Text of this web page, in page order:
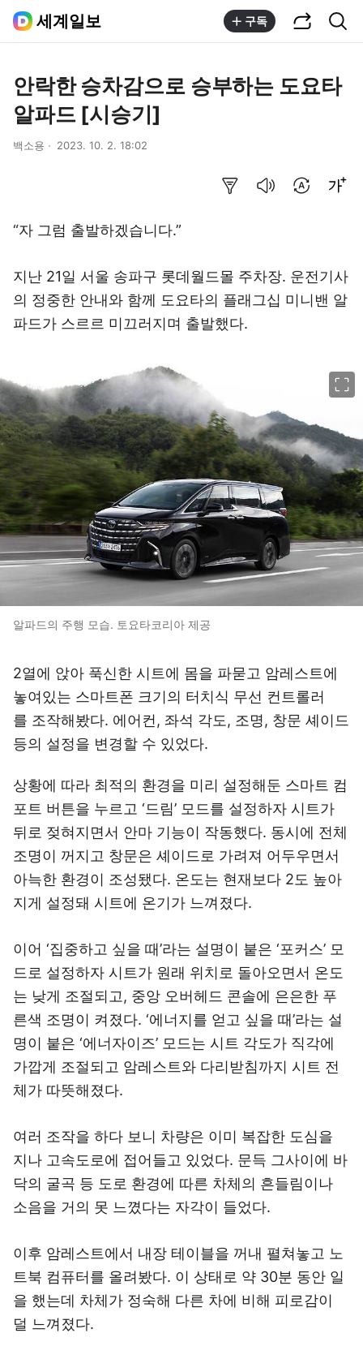
세계일보 구독
안락한 승차감으로 승부하는 도요타
알파드 [시승기]
백소용 2023. 10. 2. 18:02
“자 그럼 출발하겠습니다.”
지난 21일 서울 송파구 롯데월드몰 주차장. 운전기사
의 정중한 안내와 함께 도요타의 플래그십 미니밴 알
파드가 스르르 미끄러지며 출발했다.
알파드의 주행 모습. 토요타코리아 제공
2열에 앉아 푹신한 시트에 몸을 파묻고 암레스트에
놓여있는 스마트폰 크기의 터치식 무선 컨트롤러
를 조작해봤다. 에어컨, 좌석 각도, 조명, 창문 셰이드
등의 설정을 변경할 수 있었다.
상황에 따라 최적의 환경을 미리 설정해둔 스마트 컴
포트 버튼을 누르고 ‘드림’ 모드를 설정하자 시트가
뒤로 젖혀지면서 안마 기능이 작동했다. 동시에 전체
조명이 꺼지고 창문은 셰이드로 가려져 어두우면서
아늑한 환경이 조성됐다. 온도는 현재보다 2도 높아
지게 설정돼 시트에 온기가 느껴졌다.
이어 ‘집중하고 싶을 때’라는 설명이 붙은 ‘포커스’ 모
드로 설정하자 시트가 원래 위치로 돌아오면서 온도
는 낮게 조절되고, 중앙 오버헤드 콘솔에 은은한 푸
른색 조명이 켜졌다. ‘에너지를 얻고 싶을 때’라는 설
명이 붙은 ‘에너자이즈’ 모드는 시트 각도가 직각에
가깝게 조절되고 암레스트와 다리받침까지 시트 전
체가 따뜻해졌다.
여러 조작을 하다 보니 차량은 이미 복잡한 도심을
지나 고속도로에 접어들고 있었다. 문득 그사이에 바
닥의 굴곡 등 도로 환경에 따른 차체의 흔들림이나
소음을 거의 못 느꼈다는 자각이 들었다.
이후 암레스트에서 내장 테이블을 꺼내 펼쳐놓고 노
트북 컴퓨터를 올려봤다. 이 상태로 약 30분 동안 일
을 했는데 차체가 정숙해 다른 차에 비해 피로감이
덜 느껴졌다.